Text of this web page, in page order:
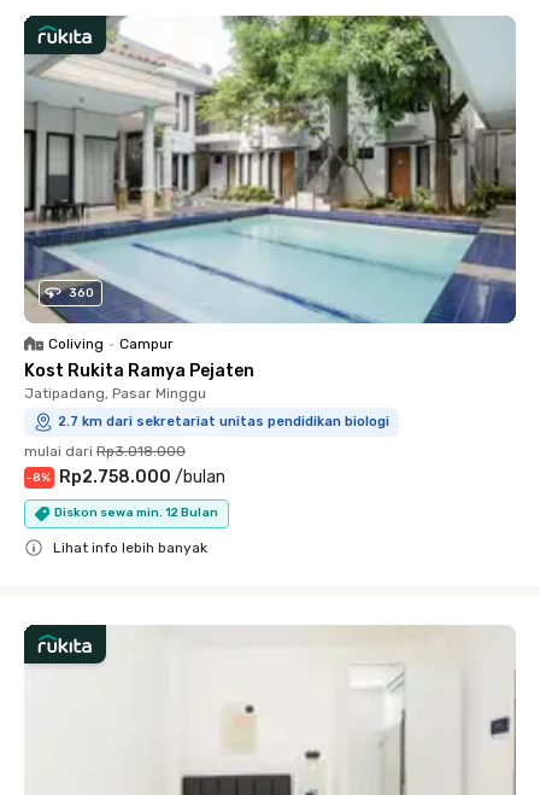
360
Coliving • Campur
Kost Rukita Ramya Pejaten
Jatipadang, Pasar Minggu
2.7 km dari sekretariat unitas pendidikan biologi
mulai dari Rp3.018.000
-8% Rp2.758.000 /bulan
Diskon sewa min. 12 Bulan
Lihat info lebih banyak